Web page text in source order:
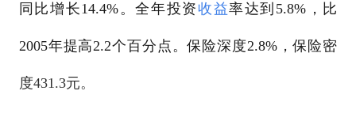
同比增长14.4%。全年投资收益率达到5.8%，比
2005年提高2.2个百分点。保险深度2.8%，保险密
度431.3元。